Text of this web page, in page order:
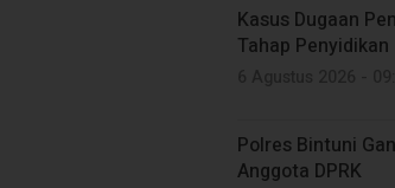
Kasus Dugaan
Tahap Penyidikan
Polres Bintuni
Anggota DPRK